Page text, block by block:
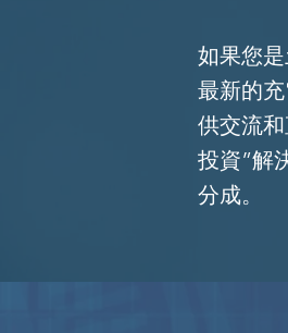
如果您
最新的
供交流
投資”解
分成。